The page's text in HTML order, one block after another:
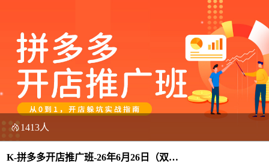
1413人
K-拼多多开店推广班-26年6月26日（双